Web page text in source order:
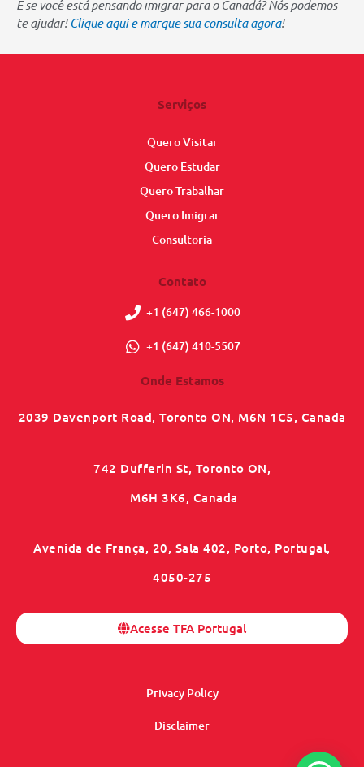
E se você está pensando imigrar para o Canadá? Nós podemos
te ajudar!Clique aqui e marque sua consulta agora!
Serviços
Quero Visitar
Quero Estudar
Quero Trabalhar
Quero Imigrar
Consultoria
Contato
+1 (647) 466-1000
+1 (647) 410-5507
Onde Estamos
2039 Davenport Road, Toronto ON, M6N 1C5, Canada
742 Dufferin St, Toronto ON,
M6H 3K6, Canada
Avenida de França, 20, Sala 402, Porto, Portugal,
4050-275
Acesse TFA Portugal
Privacy Policy
Disclaimer